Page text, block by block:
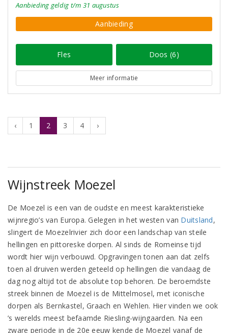
Aanbieding geldig t/m 31 augustus
Aanbieding
Fles Doos (6)
Meer informatie
‹ 1 2 3 4 ›
Wijnstreek Moezel
De Moezel is een van de oudste en meest karakteristieke
wijnregio’s van Europa. Gelegen in het westen van Duitsland,
slingert de Moezelrivier zich door een landschap van steile
hellingen en pittoreske dorpen. Al sinds de Romeinse tijd
wordt hier wijn verbouwd. Opgravingen tonen aan dat zelfs
toen al druiven werden geteeld op hellingen die vandaag de
dag nog altijd tot de absolute top behoren. De beroemdste
streek binnen de Moezel is de Mittelmosel, met iconische
dorpen als Bernkastel, Graach en Wehlen. Hier vinden we ook
’s werelds meest befaamde Riesling-wijngaarden. Na een
zware periode in de 20e eeuw kende de Moezel vanaf de